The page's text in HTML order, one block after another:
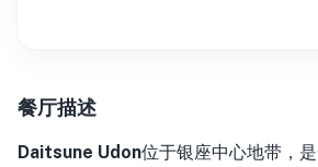
餐厅描述
Daitsune Udon位于银座中心地带，